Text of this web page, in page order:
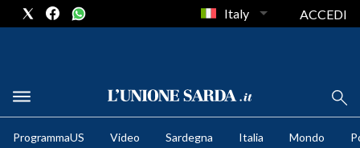
METEO
Italy ACCEDI
ProgrammaUS Video Sardegna Italia Mondo